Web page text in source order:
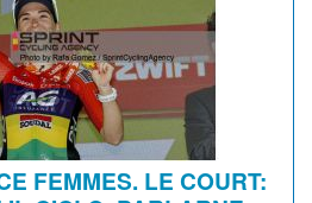
FEMMES. LE COURT: